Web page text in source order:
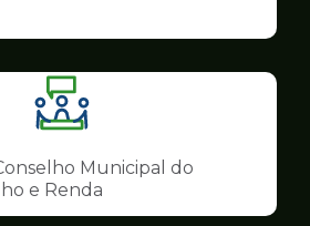
Conselhos
Ilustração
da
pagina
de
Conselhos
Municipal do
e Renda